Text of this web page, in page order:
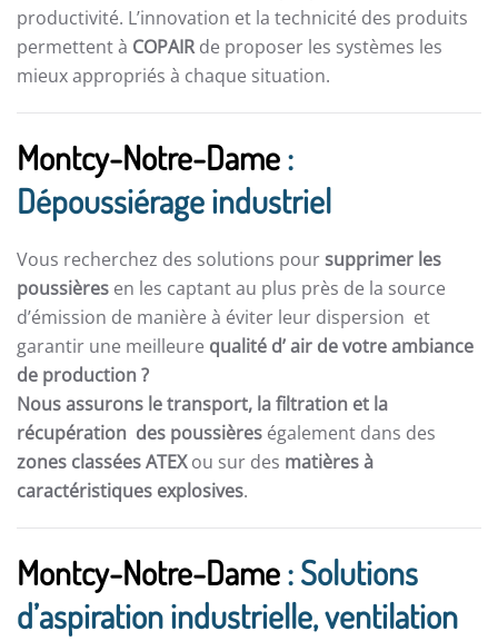
productivité. L’innovation et la technicité des produits
permettent à COPAIRde proposer les systèmes les
mieux appropriés à chaque situation.
Montcy-Notre-Dame:
Dépoussiérage industriel
Vous recherchez des solutions poursupprimer les
poussières en les captant au plus près de la source
d’émission de manière à éviter leur dispersion et
garantir une meilleure qualité d’ air de votre ambiance
de production ?
Nous assurons le transport, la filtration et la
récupération des poussières également dans des
zones classées ATEXou sur des matières à
caractéristiques explosives.
Montcy-Notre-Dame: Solutions
d’aspiration industrielle, ventilation